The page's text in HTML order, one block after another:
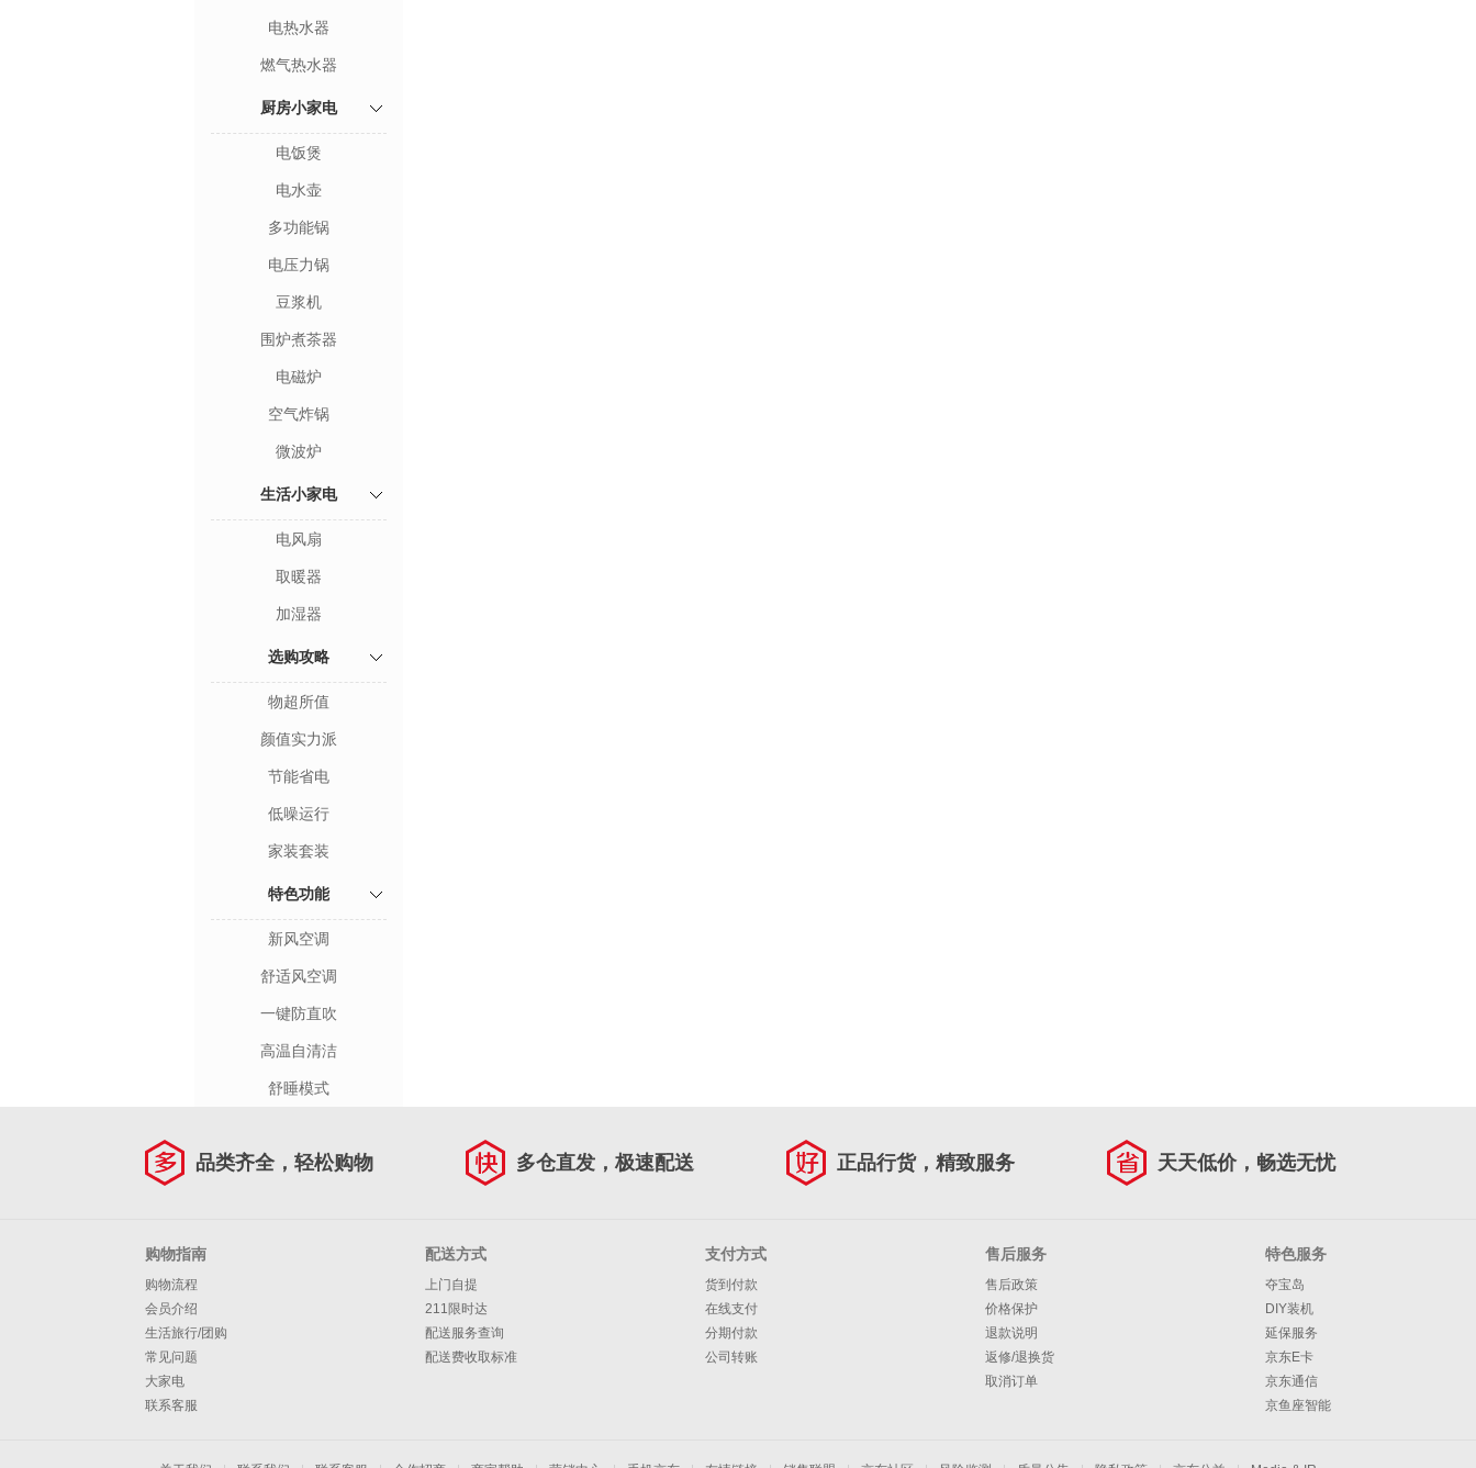
电热水器
燃气热水器
厨房小家电
电饭煲
电水壶
多功能锅
电压力锅
豆浆机
围炉煮茶器
电磁炉
空气炸锅
微波炉
生活小家电
电风扇
取暖器
加湿器
选购攻略
物超所值
颜值实力派
节能省电
低噪运行
家装套装
特色功能
新风空调
舒适风空调
一键防直吹
高温自清洁
舒睡模式
品类齐全，轻松购物 多仓直发，极速配送 正品行货，精致服务 天天低价，畅选无忧
购物指南
购物流程
会员介绍
生活旅行/团购
常见问题
大家电
联系客服
配送方式
上门自提
211限时达
配送服务查询
配送费收取标准
支付方式
货到付款
在线支付
分期付款
公司转账
售后服务
售后政策
价格保护
退款说明
返修/退换货
取消订单
特色服务
夺宝岛
DIY装机
延保服务
京东E卡
京东通信
京鱼座智能